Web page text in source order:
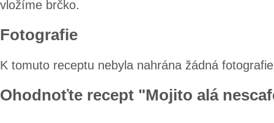
vložíme brčko.
Fotografie
K tomuto receptu nebyla nahrána žádná
Ohodnoťte recept "Mojito alá